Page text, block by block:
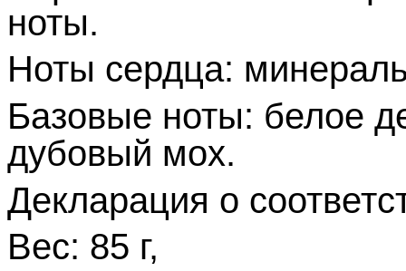
ноты.
Ноты сердца:
Базовые ноты: белое
дубовый мох.
Декларация о
Вес: 85 г,